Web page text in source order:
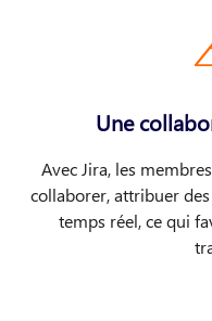
Une
Avec Jira, les
collaborer, attribuer
temps réel, ce qui